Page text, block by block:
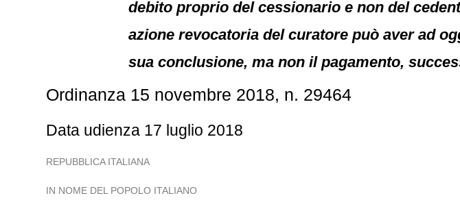
debito proprio del cessionario e non del
azione revocatoria del curatore può aver ad
sua conclusione, ma non il pagamento,
Ordinanza 15 novembre 2018, n. 29464
Data udienza 17 luglio 2018
REPUBBLICA ITALIANA
IN NOME DEL POPOLO ITALIANO